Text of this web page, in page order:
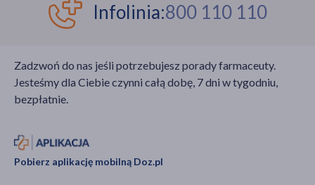
Infolinia:800 110 110
Zadzwoń do nas jeśli potrzebujesz porady farmaceuty.
Jesteśmy dla Ciebie czynni całą dobę, 7 dni w tygodniu,
bezpłatnie.
Pobierz aplikację mobilną Doz.pl